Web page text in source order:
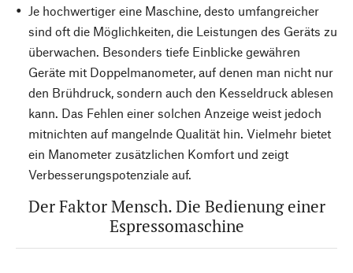
Je hochwertiger eine Maschine, desto umfangreicher
sind oft die Möglichkeiten, die Leistungen des Geräts zu
überwachen. Besonders tiefe Einblicke gewähren
Geräte mit Doppelmanometer, auf denen man nicht nur
den Brühdruck, sondern auch den Kesseldruck ablesen
kann. Das Fehlen einer solchen Anzeige weist jedoch
mitnichten auf mangelnde Qualität hin. Vielmehr bietet
ein Manometer zusätzlichen Komfort und zeigt
Verbesserungspotenziale auf.
Der Faktor Mensch. Die Bedienung einer
Espressomaschine